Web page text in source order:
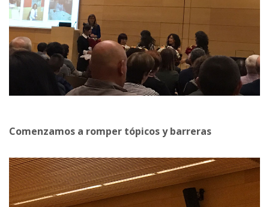
Comenzamos a romper tópicos y barreras